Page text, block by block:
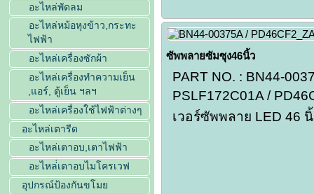
อะไหล่พัดลม
อะไหล่หม้อหุงข้าว,กระทะ
ไฟฟ้า
อะไหล่เครื่องซักผ้า
อะไหล่เครื่องทำความเย็น
,แอร์, ตู้เย็น ฯลฯ
อะไหล่เครื่องใช้ไฟฟ้าต่างๆ
อะไหล่เตารีด
อะไหล่เตาอบ,เตาไฟฟ้า
อะไหล่่เตาอบไมโครเวฟ
อุปกรณ์ป้องกันขโมย
ซัพพลายซัมซุง46นิ้ว
PART NO. : BN44-
PSLF172C01A /
เวอร์ซัพพลาย LED 46